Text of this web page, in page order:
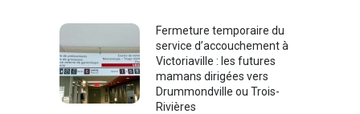
Fermeture temporaire du
service d’accouchement à
Victoriaville : les futures
mamans dirigées vers
Drummondville ou Trois-
Rivières